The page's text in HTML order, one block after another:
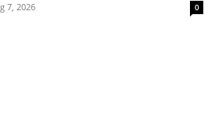
7, 2026 0